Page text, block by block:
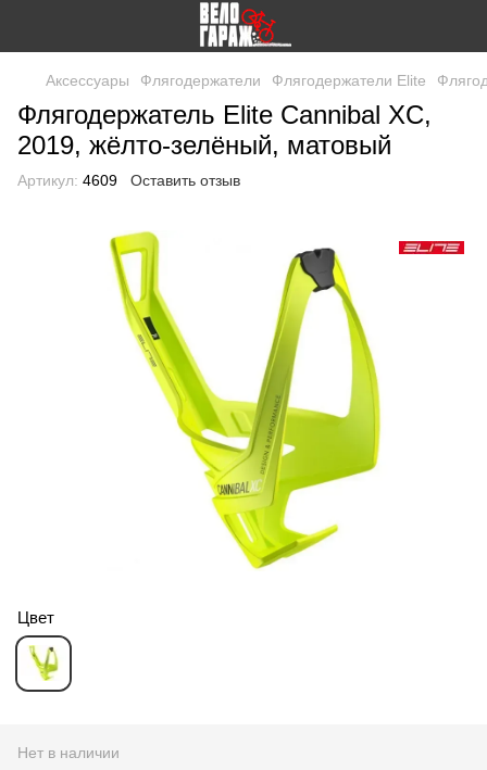
Аксессуары Флягодержатели Флягодержатели Elite
Флягодержатель Elite Cannibal XC,
2019, жёлто-зелёный, матовый
Артикул: 4609 Оставить отзыв
Цвет
Нет в наличии